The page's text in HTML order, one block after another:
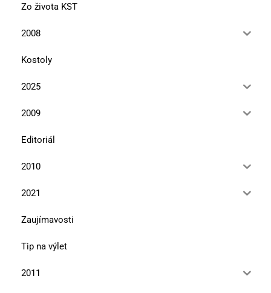
Zo života KST
2008
Kostoly
2025
2009
Editoriál
2010
2021
Zaujímavosti
Tip na výlet
2011